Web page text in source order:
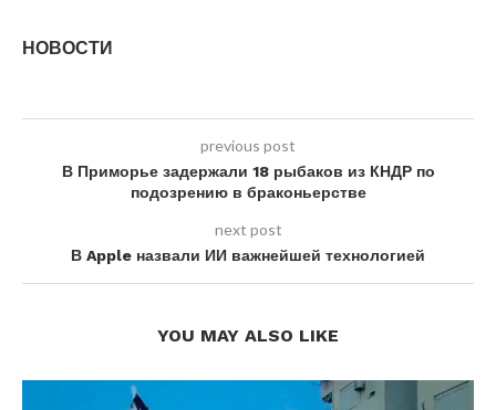
НОВОСТИ
previous post
В Приморье задержали 18 рыбаков из КНДР по
подозрению в браконьерстве
next post
В Apple назвали ИИ важнейшей технологией
YOU MAY ALSO LIKE